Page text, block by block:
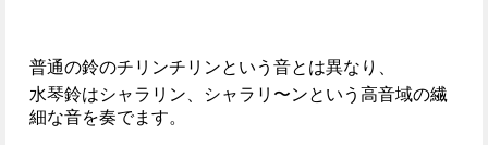
普通の鈴のチリンチリンという音とは異なり、
水琴鈴はシャラリン、シャラリ〜ンという高音域の繊
細な音を奏でます。